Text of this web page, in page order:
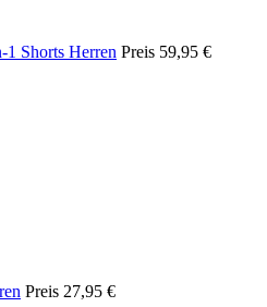
Shorts Herren Preis 59,95 €
Preis 27,95 €